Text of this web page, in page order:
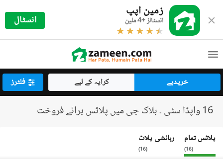
زمین اپپ
انسٹالز +4 ملین انسٹال
خریدیے کرایہ کے لیے فلٹرز
16 واپڈا سٹی ۔ بلاک جی میں پلاٹس برائے فروخت
پلاٹس تمام
(
16
)
رہائشی پلاٹ
(
16
)